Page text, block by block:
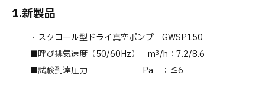
1.新製品
・スクロール型ドライ真空ポンプ GWSP150
■呼び排気速度（50/60Hz） m3/h：7.2/8.6
■試験到達圧力 Pa ：≦6